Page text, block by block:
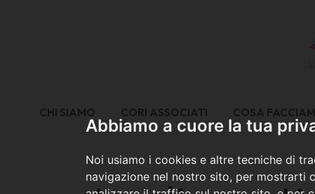
Abbiamo a cuore la tua
Noi usiamo i cookies e altre tecniche di
navigazione nel nostro sito, per mostrarti
CHI SIAMO CORI ASSOCIATI COSA